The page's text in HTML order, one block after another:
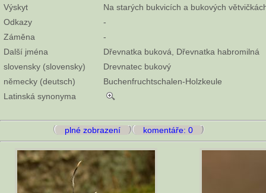
Výskyt
Na starých bukvicích a bukových
Odkazy
-
Záměna
-
Další jména
Dřevnatka buková, Dřevnatka habromilná
slovensky (slovensky)
Drevnatec bukový
německy (deutsch)
Buchenfruchtschalen-Holzkeule
Latinská synonyma